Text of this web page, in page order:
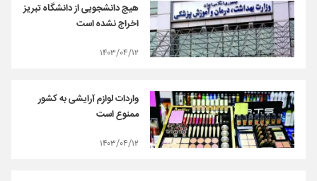
هیچ دانشجویی از دانشگاه تبریز
اخراج نشده است
۱۴۰۳/۰۴/۱۲
واردات لوازم آرایشی به کشور
ممنوع است
۱۴۰۳/۰۴/۱۲